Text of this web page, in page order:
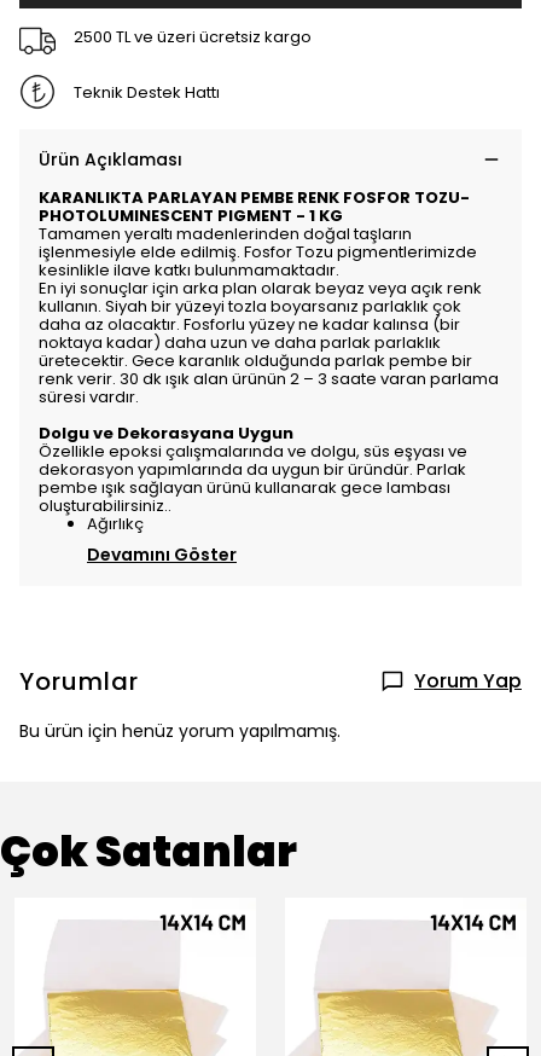
2500 TL ve üzeri ücretsiz kargo
Teknik Destek Hattı
Ürün Açıklaması
KARANLIKTA PARLAYAN PEMBE RENK FOSFOR TOZU-
PHOTOLUMINESCENT PIGMENT - 1 KG
Tamamen yeraltı madenlerinden doğal taşların
işlenmesiyle elde edilmiş. Fosfor Tozu pigmentlerimizde
kesinlikle ilave katkı bulunmamaktadır.
En iyi sonuçlar için arka plan olarak beyaz veya açık renk
kullanın. Siyah bir yüzeyi tozla boyarsanız parlaklık çok
daha az olacaktır. Fosforlu yüzey ne kadar kalınsa (bir
noktaya kadar) daha uzun ve daha parlak parlaklık
üretecektir. Gece karanlık olduğunda parlak pembe bir
renk verir. 30 dk ışık alan ürünün 2 – 3 saate varan parlama
süresi vardır.
Dolgu ve Dekorasyana Uygun
Özellikle epoksi çalışmalarında ve dolgu, süs eşyası ve
dekorasyon yapımlarında da uygun bir üründür. Parlak
pembe ışık sağlayan ürünü kullanarak gece lambası
oluşturabilirsiniz..
Ağırlıkç
Devamını Göster
Yorumlar Yorum Yap
Bu ürün için henüz yorum yapılmamış.
Çok Satanlar